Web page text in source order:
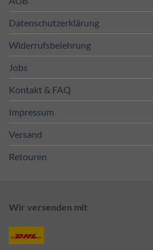
Datenschutzerklärung
Widerrufsbelehrung
Jobs
Kontakt & FAQ
Impressum
Versand
Retouren
Wir versenden mit